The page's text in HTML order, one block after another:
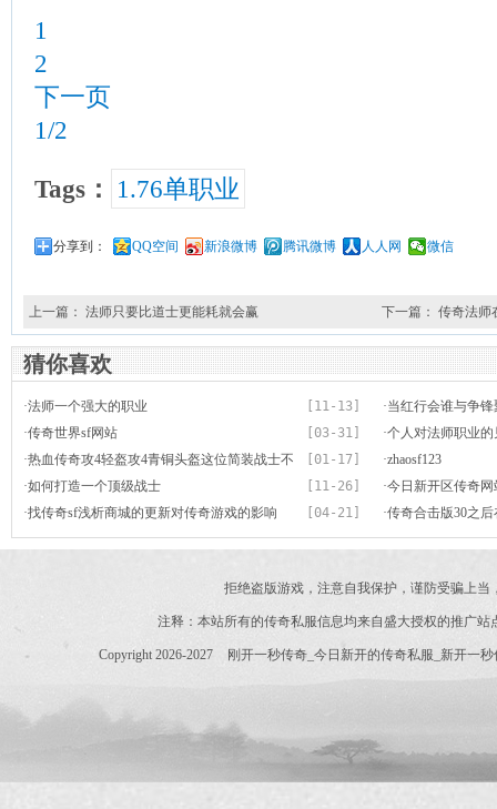
1
2
下一页
1/2
Tags： 1.76单职业
分享到： QQ空间 新浪微博 腾讯微博 人人网 微信
上一篇： 法师只要比道士更能耗就会赢 下一篇： 传奇法师
猜你喜欢
[11-13]
·法师一个强大的职业 ·当红行会谁与争
[03-31]
·传奇世界sf网站 ·个人对法师职业的
[01-17]
·热血传奇攻4轻盔攻4青铜头盔这位简装战士不
轻松
·zhaosf123
[11-26]
·如何打造一个顶级战士 ·今日新开区传奇网
[04-21]
·找传奇sf浅析商城的更新对传奇游戏的影响 ·传奇合击版30之
级
拒绝盗版游戏，注意自我保护，谨防受骗上
注释：本站所有的传奇私服信息均来自盛大授权的推广
Copyright 2026-2027 刚开一秒传奇_今日新开的传奇私服_新开一